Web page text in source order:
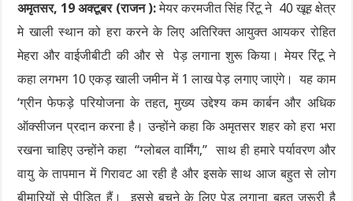
अमृतसर, 19 अक्टूबर (राजन ):मेयर करमजीत सिंह रिंटू ने 40 खूह क्षेत्र
मे खाली स्थान को हरा करने के लिए अतिरिक्त आयुक्त आयकर रोहित
मेहरा और वाईजीबीटी की और से पेड़ लगाना शुरू किया। मेयर रिंटू ने
कहा लगभग 10 एकड़ खाली जमीन में 1 लाख पेड़ लगाए जाएंगे। यह काम
‘ग्रीन फेफड़े परियोजना के तहत, मुख्य उद्देश्य कम कार्बन और अधिक
ऑक्सीजन प्रदान करना है। उन्होंने कहा कि अमृतसर शहर को हरा भरा
रखना चाहिए उन्होंने कहा “ग्लोबल वार्मिंग,” साथ ही हमारे पर्यावरण और
वायु के तापमान में गिरावट आ रही है और इसके साथ आज बहुत से लोग
बीमारियों से पीड़ित हैं। इससे बचने के लिए पेड़ लगाना बहुत ज़रूरी है